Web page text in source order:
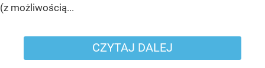
(z możliwością...
CZYTAJ DALEJ